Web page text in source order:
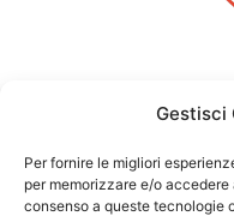
Gestisci
Per fornire le migliori
per memorizzare e/o
consenso a queste tecnologie